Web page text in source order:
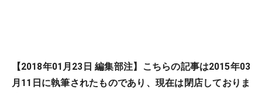
【2018年01月23日 編集部注】こちらの記事は2015年03
月11日に執筆されたものであり、現在は閉店しておりま